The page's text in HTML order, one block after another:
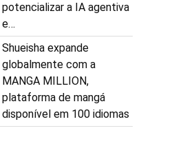
potencializar a IA agentiva
e…
Shueisha expande
globalmente com a
MANGA MILLION,
plataforma de mangá
disponível em 100 idiomas